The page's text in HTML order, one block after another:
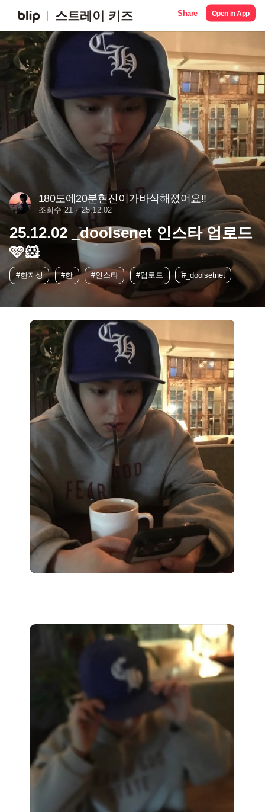
스트레이 키즈 Share Open in App
180도에20분현진이가바삭해졌어요!!
조회수 21 25.12.02
25.12.02 _doolsenet 인스타 업로드
🩷🐹
#한지성 #한 #인스타 #업로드 #_doolsetnet